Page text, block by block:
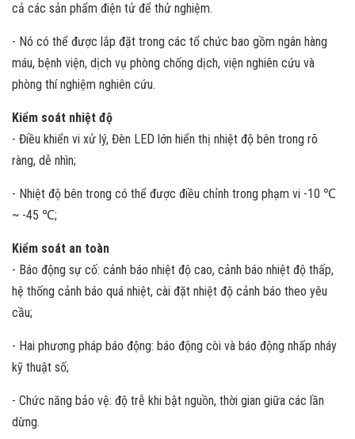
cả các sản phẩm điện tử để thử nghiệm.
- Nó có thể được lắp đặt trong các tổ chức bao gồm ngân hàng
máu, bệnh viện, dịch vụ phòng chống dịch, viện nghiên cứu và
phòng thí nghiệm nghiên cứu.
Kiểm soát nhiệt độ
- Điều khiển vi xử lý, Đèn LED lớn hiển thị nhiệt độ bên trong rõ
ràng, dễ nhìn;
- Nhiệt độ bên trong có thể được điều chỉnh trong phạm vi -10 ℃
~ -45 ℃;
Kiểm soát an toàn
- Báo động sự cố: cảnh báo nhiệt độ cao, cảnh báo nhiệt độ thấp,
hệ thống cảnh báo quá nhiệt, cài đặt nhiệt độ cảnh báo theo yêu
cầu;
- Hai phương pháp báo động: báo động còi và báo động nhấp nháy
kỹ thuật số;
- Chức năng bảo vệ: độ trễ khi bật nguồn, thời gian giữa các lần
dừng.